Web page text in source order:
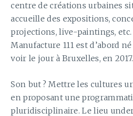
centre de créations urbaines
accueille des expositions,
projections, live-paintings,
Manufacture 111 est d’abord
voir le jour à Bruxelles, en 2017.
Son but ? Mettre les cultures
en proposant une
pluridisciplinaire. Le lieu